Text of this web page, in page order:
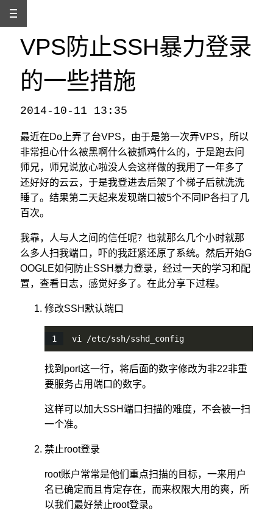
VPS防止SSH暴力登录
的一些措施
2014-10-11 13:35
最近在Do上弄了台VPS，由于是第一次弄VPS，所以
非常担心什么被黑啊什么被抓鸡什么的，于是跑去问
师兄，师兄说放心啦没人会这样做的我用了一年多了
还好好的云云，于是我登进去后架了个梯子后就洗洗
睡了。结果第二天起来发现端口被5个不同IP各扫了几
百次。
我靠，人与人之间的信任呢？也就那么几个小时就那
么多人扫我端口，吓的我赶紧还原了系统。然后开始G
OOGLE如何防止SSH暴力登录，经过一天的学习和配
置，查看日志，感觉好多了。在此分享下过程。
修改SSH默认端口
vi /etc/ssh/sshd_config
找到port这一行，将后面的数字修改为非22非重
要服务占用端口的数字。
这样可以加大SSH端口扫描的难度，不会被一扫
一个准。
禁止root登录
root账户常常是他们重点扫描的目标，一来用户
名已确定而且肯定存在，而来权限大用的爽，所
以我们最好禁止root登录。